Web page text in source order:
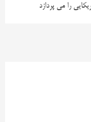
را می پردازد